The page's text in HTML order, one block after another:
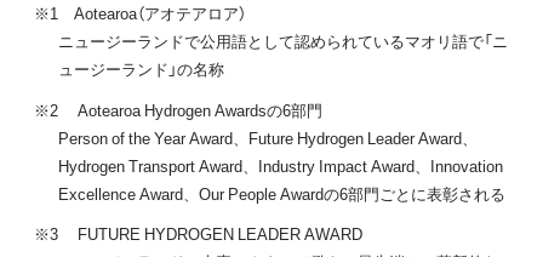
※1 Aotearoa（アオテアロア）
ニュージーランドで公用語として認められているマオリ語で「ニ
ュージーランド」の名称
※2 Aotearoa Hydrogen Awardsの6部門
Person of the Year Award、Future Hydrogen Leader Award、
Hydrogen Transport Award、Industry Impact Award、Innovation
Excellence Award、Our People Awardの6部門ごとに表彰される
※3 FUTURE HYDROGEN LEADER AWARD